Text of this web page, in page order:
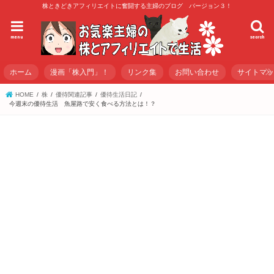
株ときどきアフィリエイトに奮闘する主婦のブログ バージョン３！
search
menu
ホーム 漫画「株入門」！ リンク集 お問い合わせ サイトマ
HOME 株 優待関連記事
優待生活日記
今週末の優待生活 魚屋路で安く食べる方法とは！？